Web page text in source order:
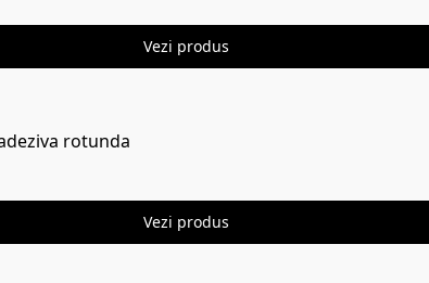
Vezi produs
rotunda
Vezi produs